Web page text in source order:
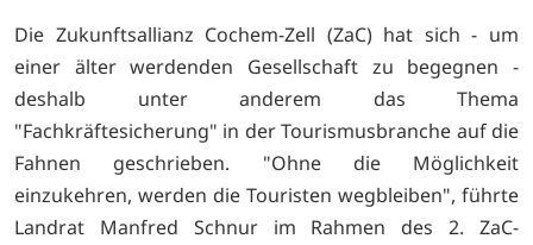
Die Zukunftsallianz Cochem-Zell (ZaC) hat sich - um
einer älter werdenden Gesellschaft zu begegnen -
deshalb unter anderem das Thema
"Fachkräftesicherung" in der Tourismusbranche auf die
Fahnen geschrieben. "Ohne die Möglichkeit
einzukehren, werden die Touristen wegbleiben", führte
Landrat Manfred Schnur im Rahmen des 2. ZaC-